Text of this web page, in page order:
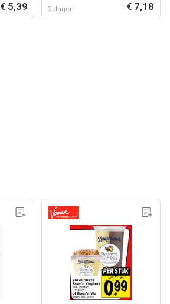
€ 5,39 2 dagen € 7,18